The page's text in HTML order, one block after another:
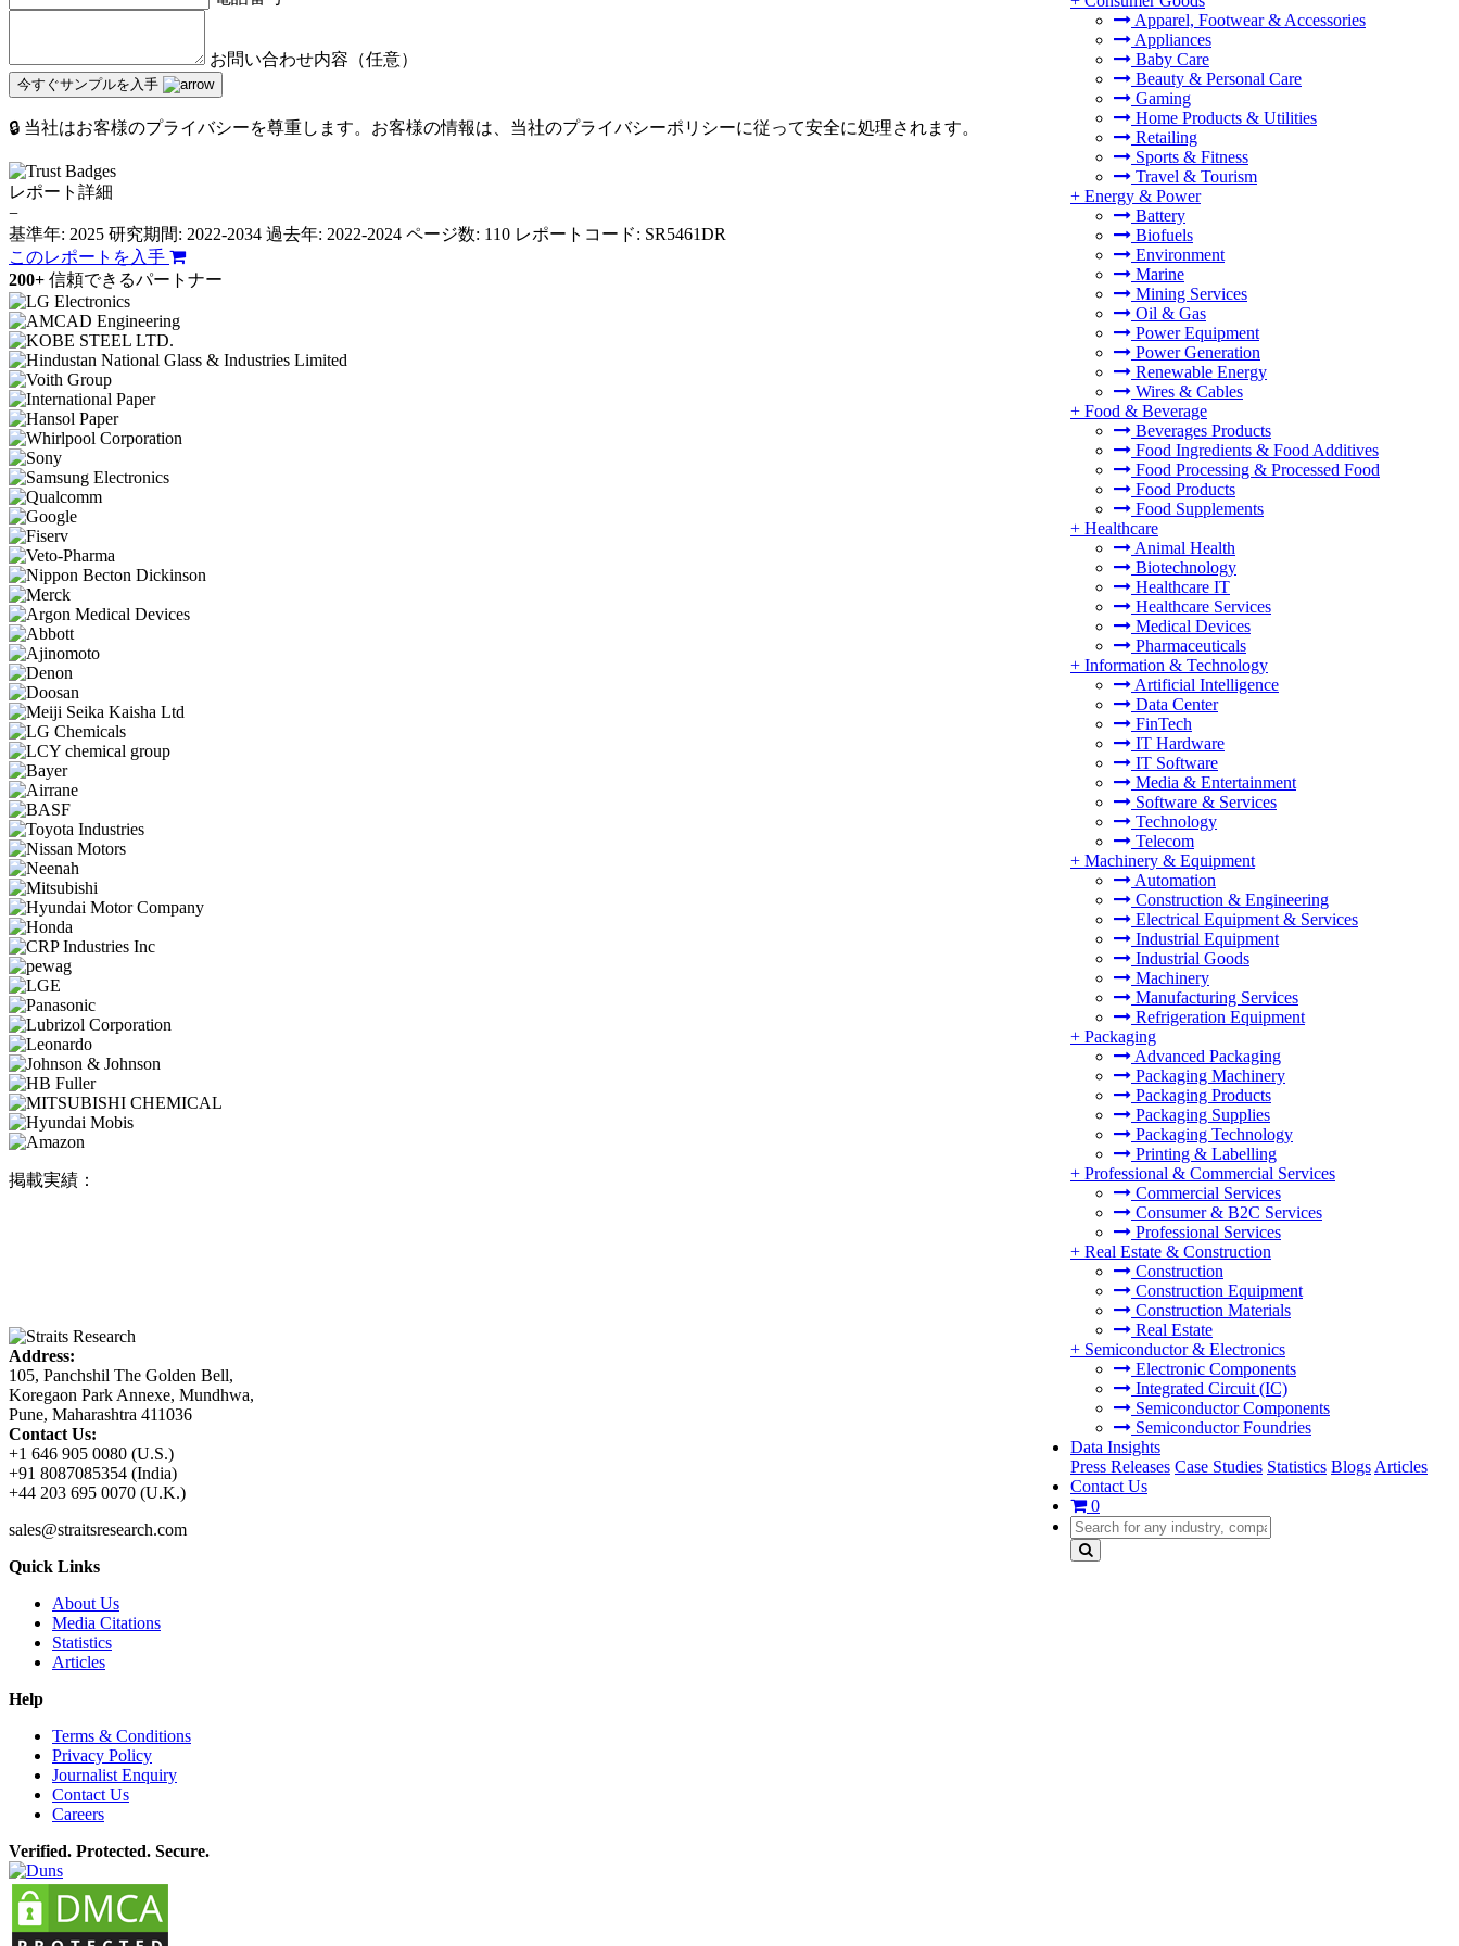
Apparel, Footwear & Accessories
Appliances
Baby Care
Beauty & Personal Care
Gaming
Home Products & Utilities
Retailing
Sports & Fitness
Travel & Tourism
+ Energy & Power
Battery
Biofuels
Environment
Marine
Mining Services
Oil & Gas
Power Equipment
Power Generation
Renewable Energy
Wires & Cables
+ Food & Beverage
Beverages Products
Food Ingredients & Food Additives
Food Processing & Processed Food
Food Products
Food Supplements
+ Healthcare
Animal Health
Biotechnology
Healthcare IT
Healthcare Services
Medical Devices
Pharmaceuticals
+ Information & Technology
Artificial Intelligence
Data Center
FinTech
IT Hardware
IT Software
Media & Entertainment
Software & Services
Technology
Telecom
+ Machinery & Equipment
Automation
Construction & Engineering
Electrical Equipment & Services
Industrial Equipment
Industrial Goods
Machinery
Manufacturing Services
Refrigeration Equipment
+ Packaging
Advanced Packaging
Packaging Machinery
Packaging Products
Packaging Supplies
Packaging Technology
Printing & Labelling
+ Professional & Commercial Services
Commercial Services
Consumer & B2C Services
Professional Services
+ Real Estate & Construction
Construction
Construction Equipment
Construction Materials
Real Estate
+ Semiconductor & Electronics
Electronic Components
Integrated Circuit (IC)
Semiconductor Components
Semiconductor Foundries
Data Insights
Press Releases Case Studies Statistics Blogs Articles
Contact Us
0
お問い合わせ内容（任意）
今すぐサンプルを入手
🔒 当社はお客様のプライバシーを尊重します。お客様の情報は、当社のプライバシーポリシーに従って安全に処理されます。
レポート詳細
−
基準年: 2025 研究期間: 2022-2034 過去年: 2022-2024 ページ数: 110 レポートコード: SR5461DR
このレポートを入手
200+ 信頼できるパートナー
掲載実績：
Address:
105, Panchshil The Golden Bell,
Koregaon Park Annexe, Mundhwa,
Pune, Maharashtra 411036
Contact Us:
+1 646 905 0080 (U.S.)
+91 8087085354 (India)
+44 203 695 0070 (U.K.)
sales@straitsresearch.com
Quick Links
About Us
Media Citations
Statistics
Articles
Help
Terms & Conditions
Privacy Policy
Journalist Enquiry
Contact Us
Careers
Verified. Protected. Secure.